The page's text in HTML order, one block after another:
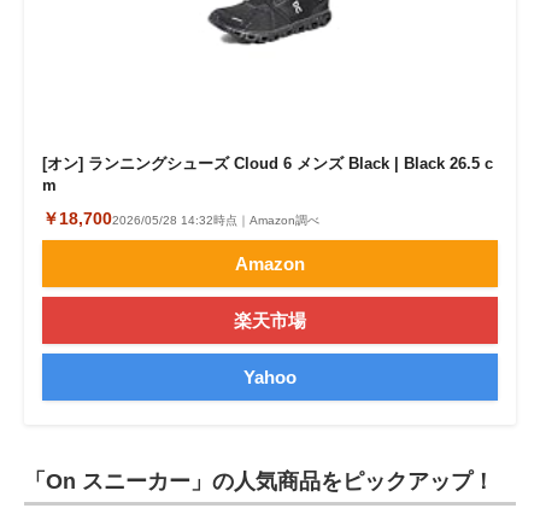
[オン] ランニングシューズ Cloud 6 メンズ Black | Black 26.5 c
m
￥18,7002026/05/28 14:32時点｜Amazon調べ
Amazon
楽天市場
Yahoo
「On スニーカー」の人気商品をピックアップ！